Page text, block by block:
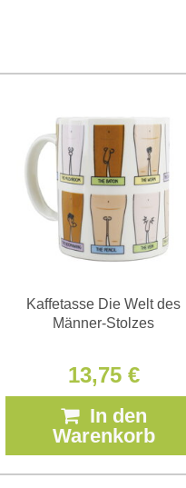
Kaffetasse Die Welt des
Männer-Stolzes
13,75 €
In den
Warenkorb